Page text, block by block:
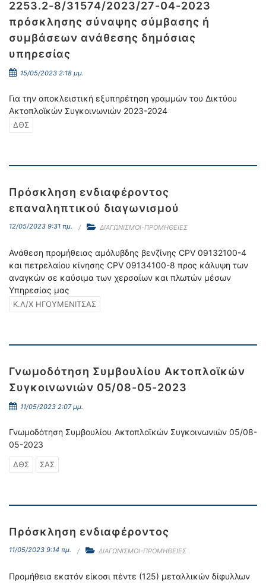
2253.2-8/31574/2023/27-04-2023
πρόσκλησης σύναψης σύμβασης ή
συμβάσεων ανάθεσης δημόσιας
υπηρεσίας
15/05/2023 2:18 μμ.
Για την αποκλειστική εξυπηρέτηση γραμμών του Δικτύου
Ακτοπλοϊκών Συγκοινωνιών 2023-2024
ΔΘΣ
Πρόσκληση ενδιαφέροντος
επαναληπτικού διαγωνισμού
12/05/2023 9:31 πμ. ΔΙΑΓΩΝΙΣΜΟΙ-ΠΡΟΜΗΘΕΙΕΣ
Ανάθεση προμήθειας αμόλυβδης βενζίνης CPV 09132100-4
και πετρελαίου κίνησης CPV 09134100-8 προς κάλυψη των
αναγκών σε καύσιμα των χερσαίων και πλωτών μέσων
Υπηρεσίας μας
Κ.Λ/Χ ΗΓΟΥΜΕΝΙΤΣΑΣ
Γνωμοδότηση Συμβουλίου Ακτοπλοϊκών
Συγκοινωνιών 05/08-05-2023
11/05/2023 2:07 μμ.
Γνωμοδότηση Συμβουλίου Ακτοπλοϊκών Συγκοινωνιών 05/08-
05-2023
ΔΘΣ ΣΑΣ
Πρόσκληση ενδιαφέροντος
11/05/2023 9:14 πμ. ΔΙΑΓΩΝΙΣΜΟΙ-ΠΡΟΜΗΘΕΙΕΣ
Προμήθεια εκατόν είκοσι πέντε (125) μεταλλικών δίφυλλων